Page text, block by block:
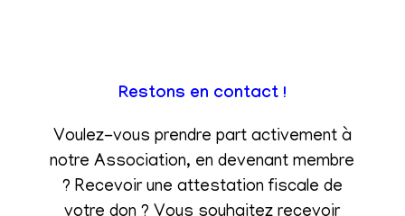
Restons en contact !
Voulez-vous prendre part activement à
notre Association, en devenant membre
? Recevoir une attestation fiscale de